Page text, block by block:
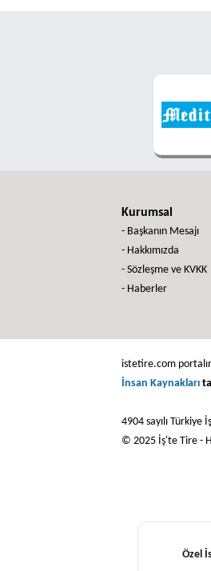
Kurumsal
- Başkanın Mesajı
- Hakkımızda
- Sözleşme ve KVKK
- Haberler
istetire.com
İnsan Kaynakları
4904 sayılı
© 2025 İş'te Tire -
Özel